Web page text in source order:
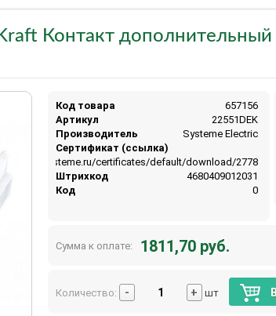
Контакт
Код товара
657156
Артикул
22551DEK
Производитель
Systeme Electric
Сертификат (ссылка)
api.systeme.ru/certificates/default/download/2778
Штрихкод
4680409012031
Код
0
Сумма к оплате: 1811,70 руб.
Количество: - + шт